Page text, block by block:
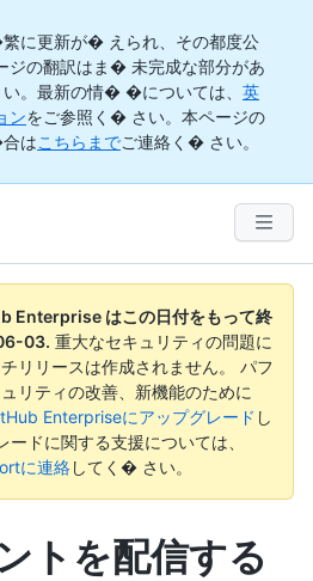
に更新が� えられ、その都度公
ジの翻訳はま� 未完成な部分があ
。最新の情� �については、 英
ンをご参照く� さい。本ページの
はこちらまでご連絡く� さい。
Enterprise はこの日付をもって終
03. 重大なセキュリティの問題に
リリースは作成されません。 パフ
リティの改善、新機能のために
Enterpriseにアップグレード し
ドに関する支援については、
に連絡してく� さい。
トを配信する